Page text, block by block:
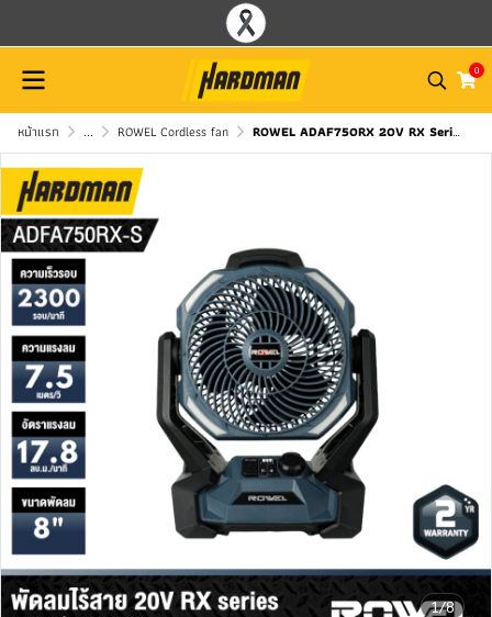
0
หน้าแรก ... ROWEL Cordless fan ROWEL ADAF750RX 20V RX Series Cordless Fan
1/8